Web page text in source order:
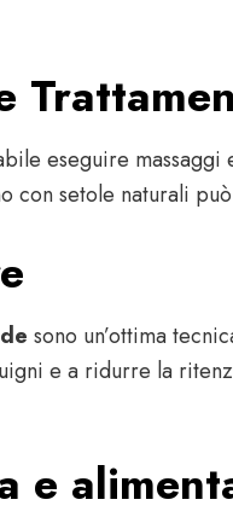
eseguire
con setole naturali
sono un’ottima
e a ridurre la
e